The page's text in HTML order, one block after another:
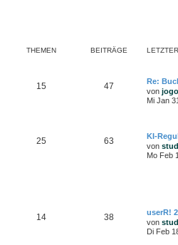
THEMEN BEITRÄGE
15 47
Re:
von jogo
Mi Jan
25 63
KI-
von
Mo Feb
14 38
userR!
von
Di Feb